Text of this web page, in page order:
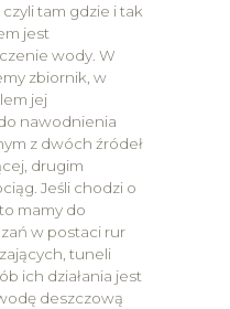
tam gdzie i tak
jest
wody. W
zbiornik, w
jej
nawodnienia
z dwóch źródeł
drugim
Jeśli chodzi o
mamy do
w postaci rur
tuneli
ich działania jest
deszczową